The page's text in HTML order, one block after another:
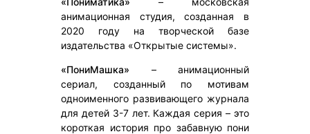
анимационная студия, созданная в
2020 году на творческой базе
издательства «Открытые системы».
«ПониМашка» – анимационный
сериал, созданный по мотивам
одноименного развивающего журнала
для детей 3-7 лет. Каждая серия – это
короткая история про забавную пони